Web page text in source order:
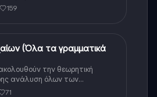
159
(Όλα τα γραμματικά
την θεωρητική
ανάλυση όλων των
της αρχαίας Ελληνικής.
71